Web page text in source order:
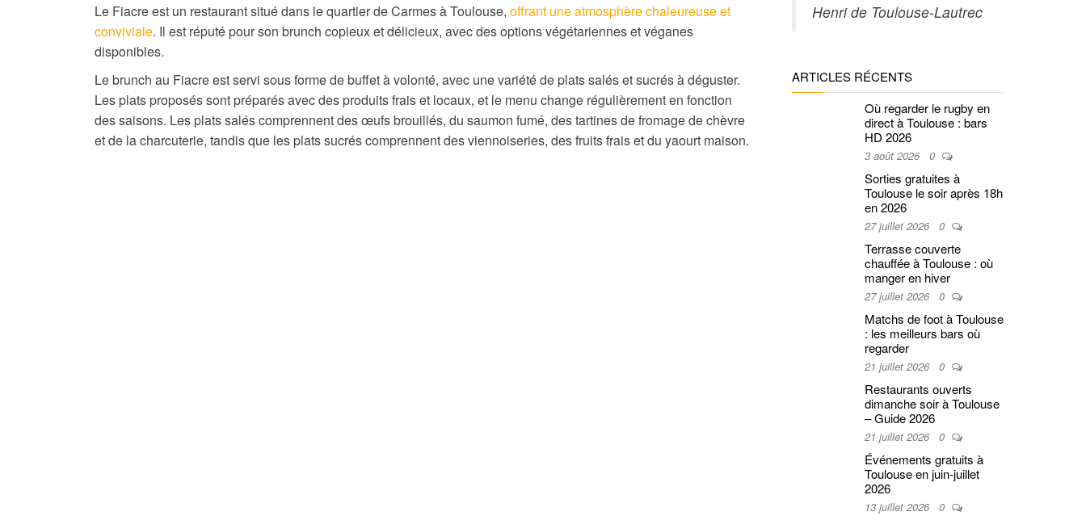
Le Fiacre est un restaurant situé dans le quartier de Carmes à Toulouse, offrant une atmosphère chaleureuse et
conviviale. Il est réputé pour son brunch copieux et délicieux, avec des options végétariennes et véganes
disponibles.
Le brunch au Fiacre est servi sous forme de buffet à volonté, avec une variété de plats salés et sucrés à déguster.
Les plats proposés sont préparés avec des produits frais et locaux, et le menu change régulièrement en fonction
des saisons. Les plats salés comprennent des œufs brouillés, du saumon fumé, des tartines de fromage de chèvre
et de la charcuterie, tandis que les plats sucrés comprennent des viennoiseries, des fruits frais et du yaourt maison.
Henri de Toulouse-Lautrec
ARTICLES RÉCENTS
Où regarder le rugby en
direct à Toulouse : bars
HD 2026
3 août 2026 0
Sorties gratuites à
Toulouse le soir après 18h
en 2026
27 juillet 2026 0
Terrasse couverte
chauffée à Toulouse : où
manger en hiver
27 juillet 2026 0
Matchs de foot à Toulouse
: les meilleurs bars où
regarder
21 juillet 2026 0
Restaurants ouverts
dimanche soir à Toulouse
– Guide 2026
21 juillet 2026 0
Événements gratuits à
Toulouse en juin-juillet
2026
13 juillet 2026 0